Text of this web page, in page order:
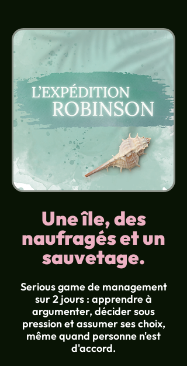
Une île, des
naufragés et un
sauvetage.
Serious game de management
sur 2 jours : apprendre à
argumenter, décider sous
pression et assumer ses choix,
même quand personne n'est
d'accord.